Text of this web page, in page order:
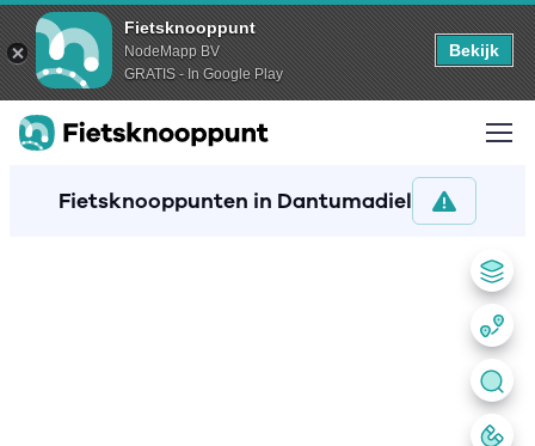
Fietsknooppunt
NodeMapp BV
GRATIS - In Google Play
Bekijk
Fietsknooppunten in Dantumadiel